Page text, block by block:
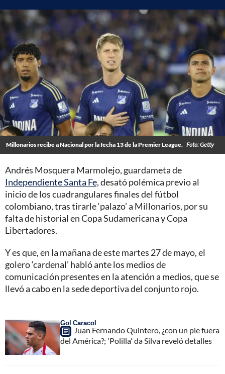
Millonarios recibe a Nacional por la fecha 13 de la Premier League. Foto: Getty
Andrés Mosquera Marmolejo, guardameta de
Independiente Santa Fe,desató polémica previo al
inicio de los cuadrangulares finales del fútbol
colombiano, tras tirarle ‘palazo’ a Millonarios, por su
falta de historial en Copa Sudamericana y Copa
Libertadores.
Y es que, en la mañana de este martes 27 de mayo, el
golero ‘cardenal’ habló ante los medios de
comunicación presentes en la atención a medios, que se
llevó a cabo en la sede deportiva del conjunto rojo.
Gol Caracol
Juan Fernando Quintero, ¿con un pie fuera
del América?; 'Polilla' da Silva reveló detalles